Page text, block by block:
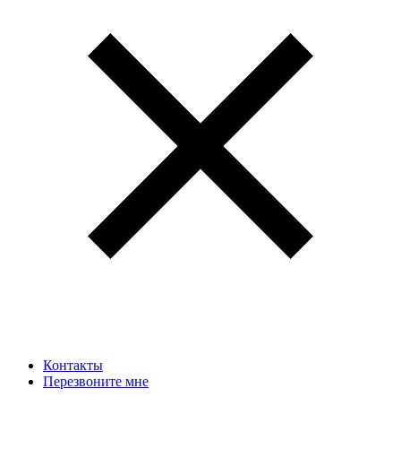
Контакты
Перезвоните мне